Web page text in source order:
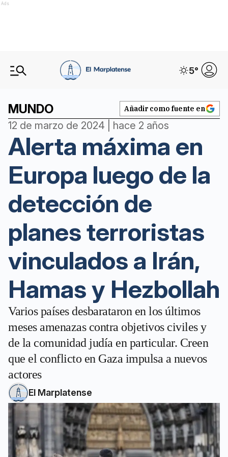
Ads
5°
MUNDO Añadir como fuente en
12 de marzo de 2024 | hace 2 años
Alerta máxima en
Europa luego de la
detección de
planes terroristas
vinculados a Irán,
Hamas y Hezbollah
Varios países desbarataron en los últimos
meses amenazas contra objetivos civiles y
de la comunidad judía en particular. Creen
que el conflicto en Gaza impulsa a nuevos
actores
El Marplatense